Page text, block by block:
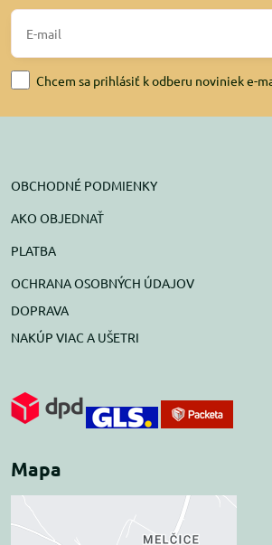
Chcem sa prihlásiť k odberu noviniek e-
OBCHODNÉ PODMIENKY
AKO OBJEDNAŤ
PLATBA
OCHRANA OSOBNÝCH ÚDAJOV
DOPRAVA
NAKÚP VIAC A UŠETRI
Mapa